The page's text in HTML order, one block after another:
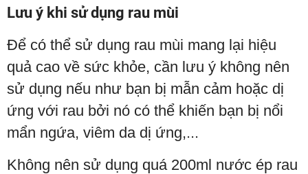
Lưu ý khi sử dụng rau mùi
Để có thể sử dụng rau mùi mang lại hiệu
quả cao về sức khỏe, cần lưu ý không nên
sử dụng nếu như bạn bị mẫn cảm hoặc dị
ứng với rau bởi nó có thể khiến bạn bị nổi
mẩn ngứa, viêm da dị ứng,...
Không nên sử dụng quá 200ml nước ép rau